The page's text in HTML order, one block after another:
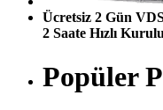
Ücretsiz 2 Gün
2 Saate Hızlı
Popüler